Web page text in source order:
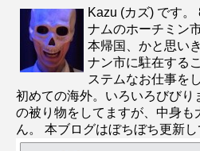
Kazu (カズ) です。
ナムのホーチミン
本帰国、かと思い
ナン市に駐在する
ステムなお仕事を
初めての海外。いろいろびびり
の被り物をしてますが、中身も
ん。 本ブログはぼちぼち更新し